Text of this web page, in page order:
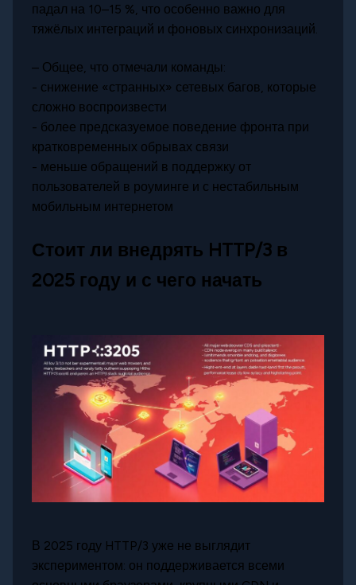
падал на 10–15 %, что особенно важно для
тяжёлых интеграций и фоновых синхронизаций.
– Общее, что отмечали команды:
- снижение «странных» сетевых багов, которые
сложно воспроизвести
- более предсказуемое поведение фронта при
кратковременных обрывах связи
- меньше обращений в поддержку от
пользователей в роуминге и с нестабильным
мобильным интернетом
Стоит ли внедрять HTTP/3 в
2025 году и с чего начать
В 2025 году HTTP/3 уже не выглядит
экспериментом: он поддерживается всеми